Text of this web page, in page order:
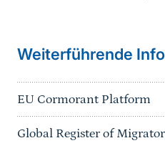
Weiterführende
EU Cormorant Platform
Global Register of